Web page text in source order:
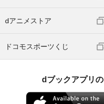
dアニメストア
ドコモスポーツくじ
dブックアプリ